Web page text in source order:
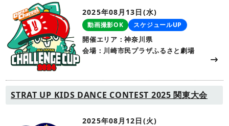
2025年08月13日(水)
動画撮影OK スケジュールUP
開催エリア：神奈川県
会場：川崎市民プラザふるさと劇場
STRAT UP KIDS DANCE CONTEST 2025 関東大会
2025年08月12日(火)